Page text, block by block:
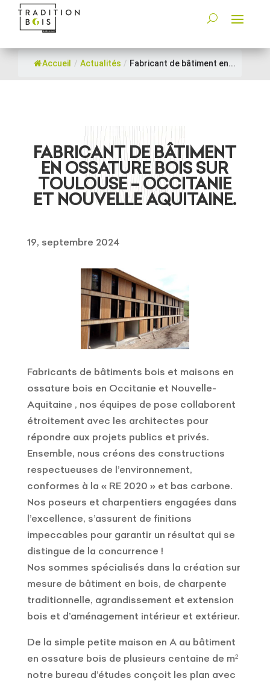
Accueil / Actualités / Fabricant de bâtiment en...
FABRICANT DE BÂTIMENT
EN OSSATURE BOIS SUR
TOULOUSE – OCCITANIE
ET NOUVELLE AQUITAINE.
19, septembre 2024
Fabricants de bâtiments bois et maisons en
ossature bois en Occitanie et Nouvelle-
Aquitaine , nos équipes de pose collaborent
étroitement avec les architectes pour
répondre aux projets publics et privés.
Ensemble, nous créons des constructions
respectueuses de l’environnement,
conformes à la « RE 2020 » et bas carbone.
Nos poseurs et charpentiers engagées dans
l’excellence, s’assurent de finitions
impeccables pour garantir un résultat qui se
distingue de la concurrence !
Nos sommes spécialisés dans la création sur
mesure de bâtiment en bois, de charpente
traditionnelle, agrandissement et extension
bois et d’aménagement intérieur et extérieur.
De la simple petite maison en A au bâtiment
en ossature bois de plusieurs centaine de m²
notre bureau d’études conçoit les plan avec